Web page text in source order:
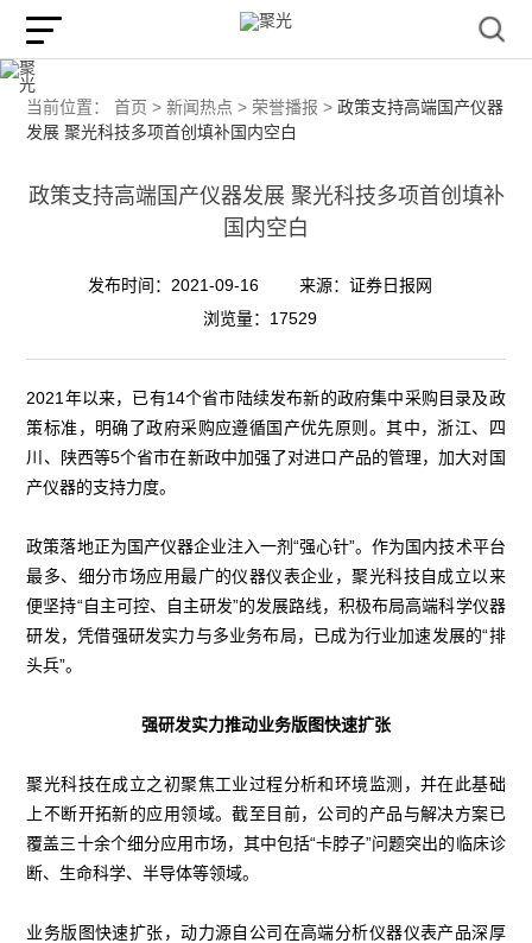
当前位置： 首页 > 新闻热点 > 荣誉播报 > 政策支持高端国产仪器
发展 聚光科技多项首创填补国内空白
政策支持高端国产仪器发展 聚光科技多项首创填补
国内空白
发布时间：2021-09-16
来源：证券日报网
浏览量：17529
2021年以来，已有14个省市陆续发布新的政府集中采购目录及政
策标准，明确了政府采购应遵循国产优先原则。其中，浙江、四
川、陕西等5个省市在新政中加强了对进口产品的管理，加大对国
产仪器的支持力度。
政策落地正为国产仪器企业注入一剂“强心针”。作为国内技术平台
最多、细分市场应用最广的仪器仪表企业，聚光科技自成立以来
便坚持“自主可控、自主研发”的发展路线，积极布局高端科学仪器
研发，凭借强研发实力与多业务布局，已成为行业加速发展的“排
头兵”。
强研发实力推动业务版图快速扩张
聚光科技在成立之初聚焦工业过程分析和环境监测，并在此基础
上不断开拓新的应用领域。截至目前，公司的产品与解决方案已
覆盖三十余个细分应用市场，其中包括“卡脖子”问题突出的临床诊
断、生命科学、半导体等领域。
业务版图快速扩张，动力源自公司在高端分析仪器仪表产品深厚